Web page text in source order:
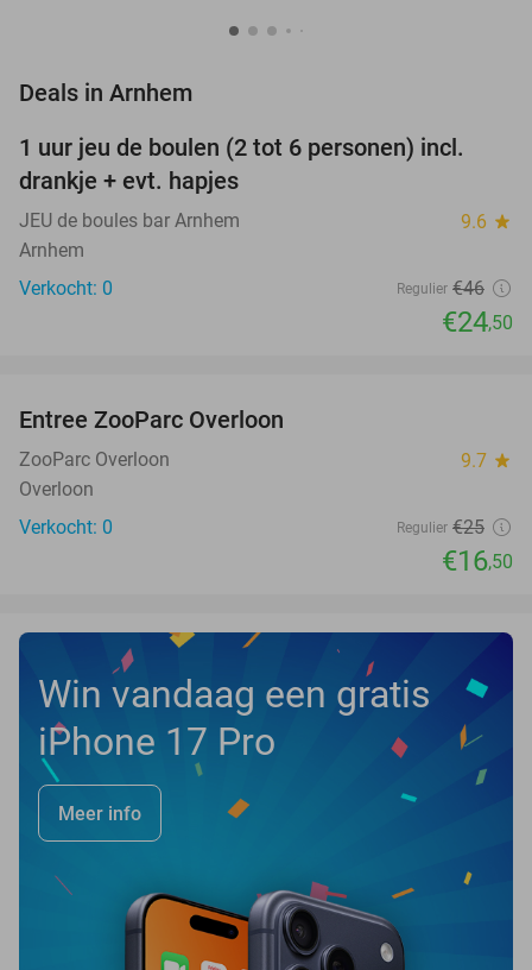
Deals in Arnhem
47%
NEW
TODAY
1 uur jeu de boulen (2 tot 6 personen) incl.
drankje + evt. hapjes
JEU de boules bar Arnhem 9.6 star
Arnhem
Verkocht: 0
Regulier €46
€24,50
TODAY
Entree ZooParc Overloon
ZooParc Overloon 9.7 star
Overloon
Verkocht: 0
Regulier €25
€16,50
Win vandaag een gratis
iPhone 17 Pro
Meer info